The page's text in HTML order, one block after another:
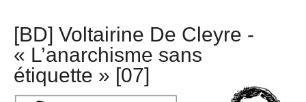
[BD] Voltairine De Cleyre -
« L’anarchisme sans
étiquette » [07]